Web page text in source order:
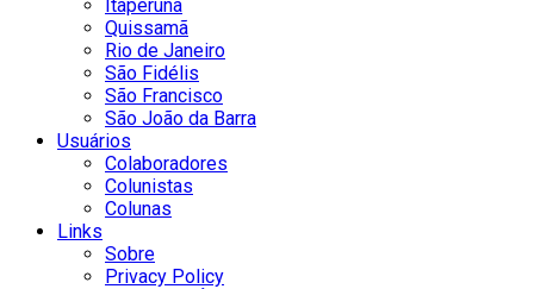
Itaperuna
Quissamã
Rio de Janeiro
São Fidélis
São Francisco
São João da Barra
Usuários
Colaboradores
Colunistas
Colunas
Links
Sobre
Privacy Policy